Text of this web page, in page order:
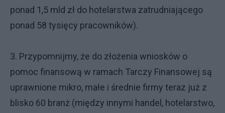
ponad 1,5 mld zł do hotelarstwa zatrudniającego
ponad 58 tysięcy pracowników).
3. Przypomnijmy, że do złożenia wniosków o
pomoc finansową w ramach Tarczy Finansowej są
uprawnione mikro, małe i średnie firmy teraz już z
blisko 60 branż (między innymi handel, hotelarstwo,